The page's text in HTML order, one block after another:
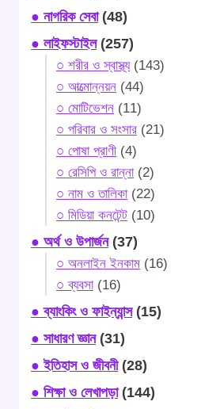
● নাগরিক সেবা(48)
● লাইফস্টাইল(257)
○ শরীর ও স্বাস্থ্য(143)
○ আত্মোন্নয়ন (44)
○ মোটিভেশন (11)
○ পরিবার ও সংসার (21)
○ পোষা প্রাণী (4)
○ রেসিপি ও রান্না(2)
○ নাম ও তালিকা(22)
○ মিডিয়া কনটেন্ট (10)
● অর্থ ও উপার্জন(37)
○ অনলাইন ইনকাম (16)
○ ব্যবসা(16)
● ব্যাংকিং ও ফাইন্যান্স(15)
● সাধারণ জ্ঞান(31)
● ইতিহাস ও জীবনী(28)
● শিক্ষা ও লেখাপড়া(144)